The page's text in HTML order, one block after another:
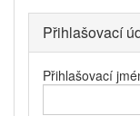
Přihlašovací
Přihlašovací